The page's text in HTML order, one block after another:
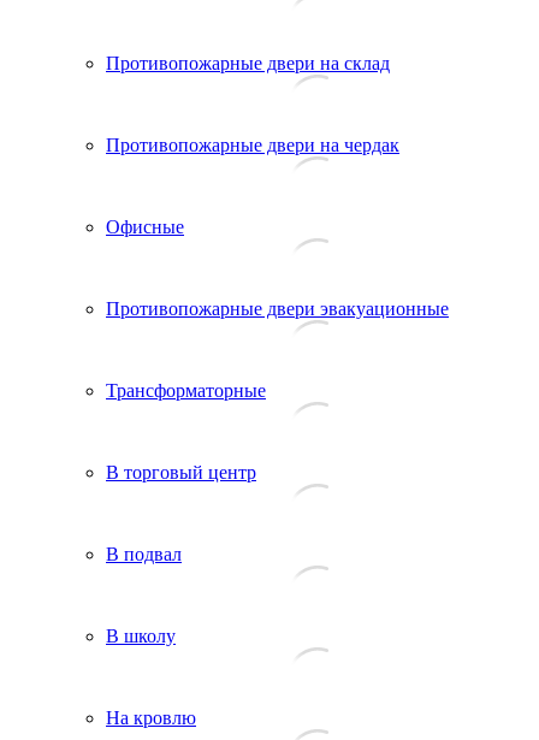
Противопожарные двери на склад
Противопожарные двери на чердак
Офисные
Противопожарные двери эвакуационные
Трансформаторные
В торговый центр
В подвал
В школу
На кровлю